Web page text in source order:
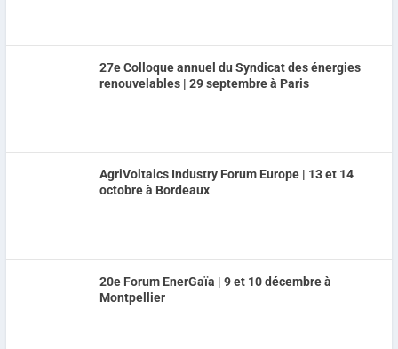
27e Colloque annuel du Syndicat des énergies
renouvelables | 29 septembre à Paris
AgriVoltaics Industry Forum Europe | 13 et 14
octobre à Bordeaux
20e Forum EnerGaïa | 9 et 10 décembre à
Montpellier